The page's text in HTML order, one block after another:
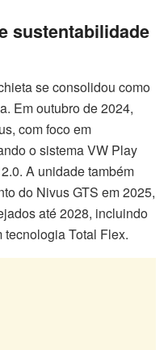
sustentabilidade
se consolidou como
Em outubro de 2024,
com foco em
o sistema VW Play
A unidade também
do Nivus GTS em 2025,
até 2028, incluindo
Total Flex.